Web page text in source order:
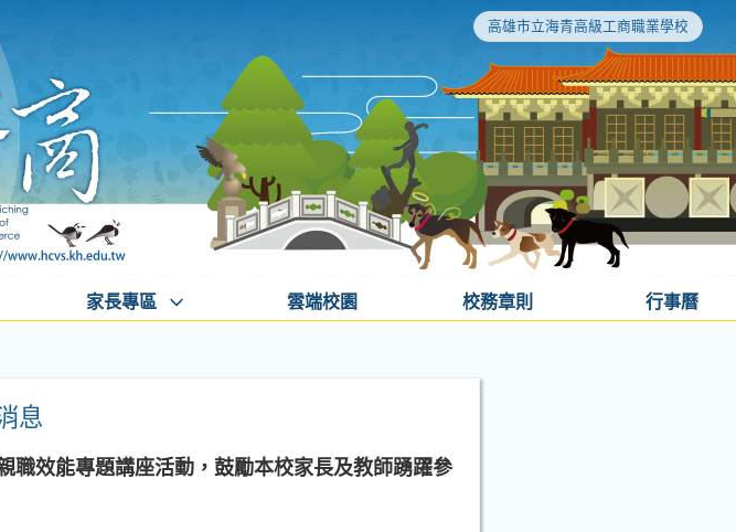
高雄市立海青高級工商職業學校
家長專區 雲端校園 校務章則 行事曆
息
職效能專題講座活動，鼓勵本校家長及教師踴躍參